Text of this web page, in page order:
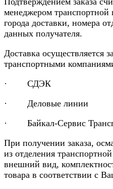
менеджером транспортной
города доставки, номера
данных получателя.
Доставка осуществляется
транспортными
· СДЭК
· Деловые линии
· Байкал-Сервис
При получении заказа,
из отделения
внешний вид,
товара в соответствии с